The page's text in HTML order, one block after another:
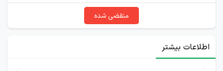
منقضی شده
اطلاعات بیشتر